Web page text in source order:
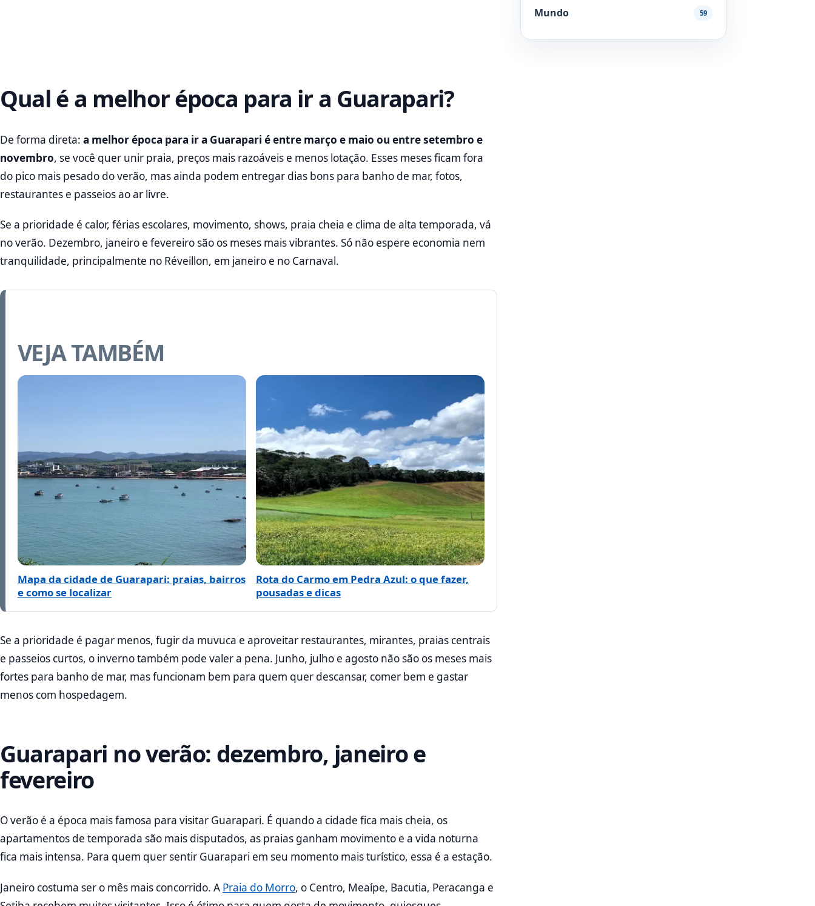
Qual é a melhor época para ir a Guarapari?
De forma direta: a melhor época para ir a Guarapari é entre março e maio ou entre setembro e
novembro, se você quer unir praia, preços mais razoáveis e menos lotação. Esses meses ficam fora
do pico mais pesado do verão, mas ainda podem entregar dias bons para banho de mar, fotos,
restaurantes e passeios ao ar livre.
Se a prioridade é calor, férias escolares, movimento, shows, praia cheia e clima de alta temporada, vá
no verão. Dezembro, janeiro e fevereiro são os meses mais vibrantes. Só não espere economia nem
tranquilidade, principalmente no Réveillon, em janeiro e no Carnaval.
VEJA TAMBÉM
Mapa da cidade de Guarapari: praias, bairros
e como se localizar
Rota do Carmo em Pedra Azul: o que fazer,
pousadas e dicas
Se a prioridade é pagar menos, fugir da muvuca e aproveitar restaurantes, mirantes, praias centrais
e passeios curtos, o inverno também pode valer a pena. Junho, julho e agosto não são os meses mais
fortes para banho de mar, mas funcionam bem para quem quer descansar, comer bem e gastar
menos com hospedagem.
Guarapari no verão: dezembro, janeiro e
fevereiro
O verão é a época mais famosa para visitar Guarapari. É quando a cidade fica mais cheia, os
apartamentos de temporada são mais disputados, as praias ganham movimento e a vida noturna
fica mais intensa. Para quem quer sentir Guarapari em seu momento mais turístico, essa é a estação.
Janeiro costuma ser o mês mais concorrido. A Praia do Morro, o Centro, Meaípe, Bacutia, Peracanga e
Mundo 59